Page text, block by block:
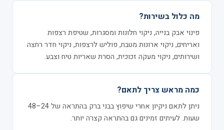
מה כלול בשירות?
פינוי אבק בנייה, ניקוי חלונות ומסגרות, שטיפת רצפות
ואריחים, ניקוי ארונות מטבח, פוליש לרצפות, ניקוי חדר רחצה
ושירותים, ניקוי מעקה זכוכית, הסרת שאריות טיח וצבע.
כמה מראש צריך לתאם?
ניתן לתאם ניקיון אחרי שיפוץ בבני ברק בהתראה של 24–48
שעות. לעיתים זמינים גם בהתראה קצרה יותר.